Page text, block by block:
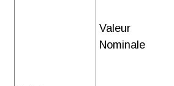
Valeur
Nominale